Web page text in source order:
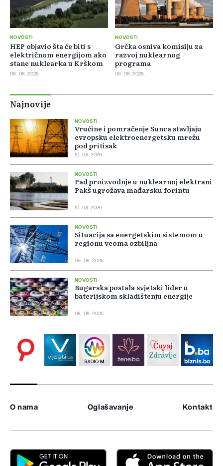
NOVOSTI
HEP objavio šta će biti s
električnom energijom ako
stane nuklearka u Krškom
06. 08. 2026.
NOVOSTI
Grčka osniva komisiju za
razvoj nuklearnog
programa
06. 08. 2026.
Najnovije
NOVOSTI
Vrućine i pomračenje Sunca stavljaju
evropsku elektroenergetsku mrežu
pod pritisak
10. 08. 2026.
NOVOSTI
Pad proizvodnje u nuklearnoj elektrani
Pakš ugrožava mađarsku forintu
10. 08. 2026.
NOVOSTI
Situacija sa energetskim sistemom u
regionu veoma ozbiljna
09. 08. 2026.
NOVOSTI
Bugarska postala svjetski lider u
baterijskom skladištenju energije
08. 08. 2026.
O nama Oglašavanje Kontakt